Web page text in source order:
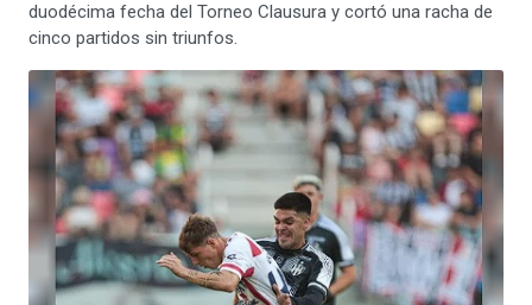
duodécima fecha del Torneo Clausura y cortó una racha de
cinco partidos sin triunfos.